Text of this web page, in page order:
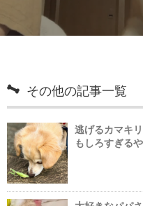
その他の記事一覧
逃げるカマキ
もしろすぎる